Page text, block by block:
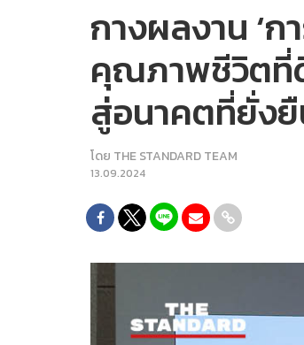
กางผลงาน ‘
คุณภาพชีวิตที่
สู่อนาคตที่ยั่งยื
โดย THE STANDARD TEAM
13.09.2024